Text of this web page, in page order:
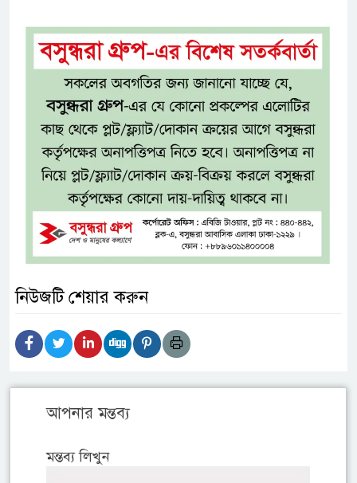
নিউজটি শেয়ার করুন
আপনার মন্তব্য
মন্তব্য লিখুন